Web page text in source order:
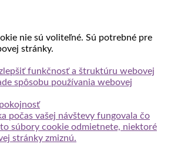
nie sú voliteľné. Sú potrebné pre
stránky.
funkčnosť a štruktúru webovej
spôsobu používania webovej
počas vašej návštevy fungovala čo
súbory cookie odmietnete, niektoré
stránky zmiznú.